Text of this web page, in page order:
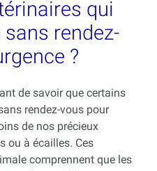
qui
rendez-
?
de savoir que certains
rendez-vous pour
de nos précieux
ou à écailles. Ces
comprennent que les